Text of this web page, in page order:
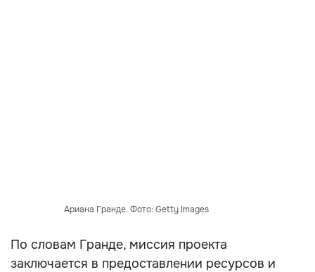
Ариана Гранде. Фото: Getty Images
По словам Гранде, миссия проекта
заключается в предоставлении ресурсов и